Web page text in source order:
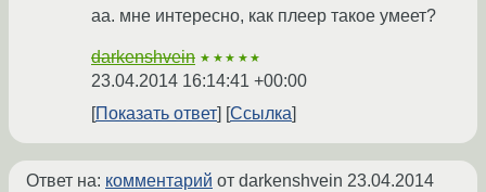
аа. мне интересно, как плеер такое умеет?
darkenshvein ★★★★★
23.04.2014 16:14:41 +00:00
Показать ответ
Ссылка
Ответ на: комментарий от darkenshvein 23.04.2014